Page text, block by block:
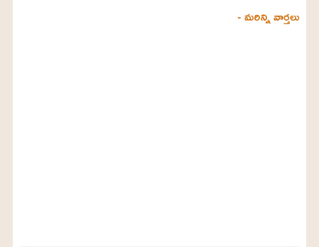
- మరిన్ని వార్తలు